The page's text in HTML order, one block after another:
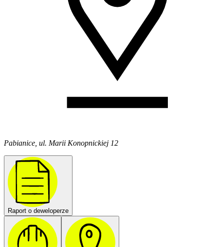
Pabianice, ul. Marii Konopnickiej 12
Raport o deweloperze